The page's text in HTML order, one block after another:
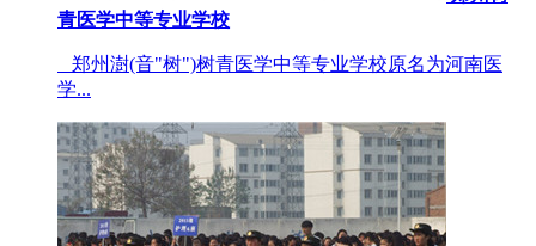
青医学中等专业学校
郑州澍(音"树")树青医学中等专业学校原名为河南医
学...